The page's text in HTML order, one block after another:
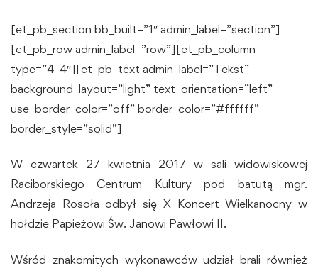
[et_pb_section bb_built=”1″ admin_label=”section”]
[et_pb_row admin_label=”row”][et_pb_column
type=”4_4″][et_pb_text admin_label=”Tekst”
background_layout=”light” text_orientation=”left”
use_border_color=”off” border_color=”#ffffff”
border_style=”solid”]
W czwartek 27 kwietnia 2017 w sali widowiskowej
Raciborskiego Centrum Kultury pod batutą mgr.
Andrzeja Rosoła odbył się X Koncert Wielkanocny w
hołdzie Papieżowi Św. Janowi Pawłowi II.
Wśród znakomitych wykonawców udział brali również